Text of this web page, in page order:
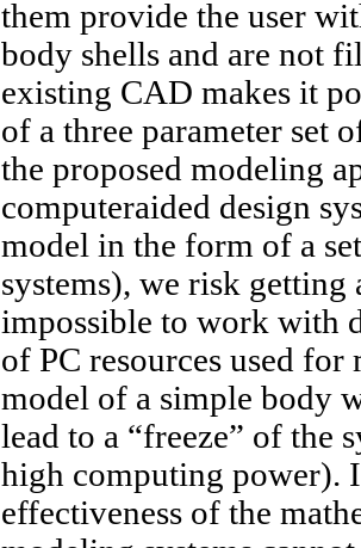
them provide the user
body shells and are not
existing CAD makes it
of a three parameter set
the proposed modeling
computeraided design
model in the form of a
systems), we risk
impossible to work with
of PC resources used
model of a simple body
lead to a “freeze” of the
high computing power).
effectiveness of the